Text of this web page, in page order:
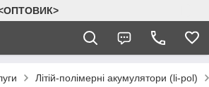
<ОПТОВИК>
Літій-полімерні акумулятори (li-pol)